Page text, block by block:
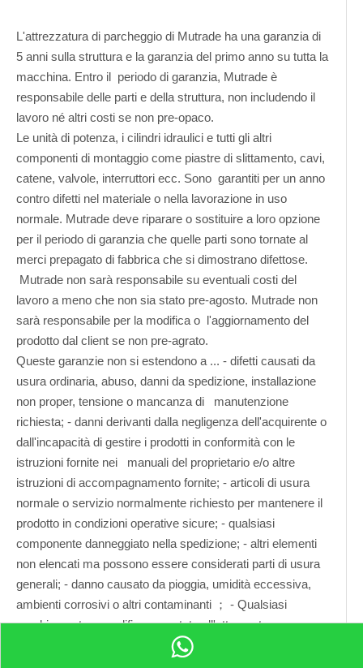
L'attrezzatura di parcheggio di Mutrade ha una garanzia di
5 anni sulla struttura e la garanzia del primo anno su tutta la
macchina. Entro il periodo di garanzia, Mutrade è
responsabile delle parti e della struttura, non includendo il
lavoro né altri costi se non pre-opaco.
Le unità di potenza, i cilindri idraulici e tutti gli altri
componenti di montaggio come piastre di slittamento, cavi,
catene, valvole, interruttori ecc. Sono garantiti per un anno
contro difetti nel materiale o nella lavorazione in uso
normale. Mutrade deve riparare o sostituire a loro opzione
per il periodo di garanzia che quelle parti sono tornate al
merci prepagato di fabbrica che si dimostrano difettose.
Mutrade non sarà responsabile su eventuali costi del
lavoro a meno che non sia stato pre-agosto. Mutrade non
sarà responsabile per la modifica o l'aggiornamento del
prodotto dal client se non pre-agrato.
Queste garanzie non si estendono a ... - difetti causati da
usura ordinaria, abuso, danni da spedizione, installazione
non proper, tensione o mancanza di manutenzione
richiesta; - danni derivanti dalla negligenza dell'acquirente o
dall'incapacità di gestire i prodotti in conformità con le
istruzioni fornite nei manuali del proprietario e/o altre
istruzioni di accompagnamento fornite; - articoli di usura
normale o servizio normalmente richiesto per mantenere il
prodotto in condizioni operative sicure; - qualsiasi
componente danneggiato nella spedizione; - altri elementi
non elencati ma possono essere considerati parti di usura
generali; - danno causato da pioggia, umidità eccessiva,
ambienti corrosivi o altri contaminanti ； - Qualsiasi
cambiamento o modifica apportata all'attrezzatura senza